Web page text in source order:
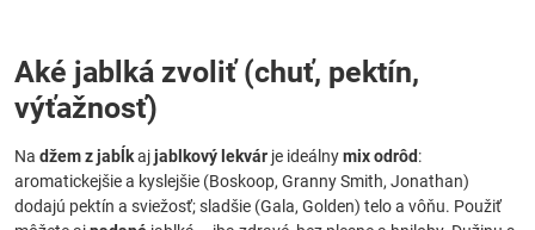
Aké jablká zvoliť (chuť, pektín,
výťažnosť)
Na džem z jabĺkajjablkový lekvár je ideálnymix odrôd:
aromatickejšie a kyslejšie (Boskoop, Granny Smith, Jonathan)
dodajú pektín a sviežosť; sladšie (Gala, Golden) telo a vôňu. Použiť